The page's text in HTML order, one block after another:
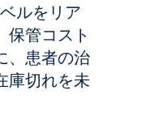
ルをリア
保管コスト
、患者の治
庫切れを未